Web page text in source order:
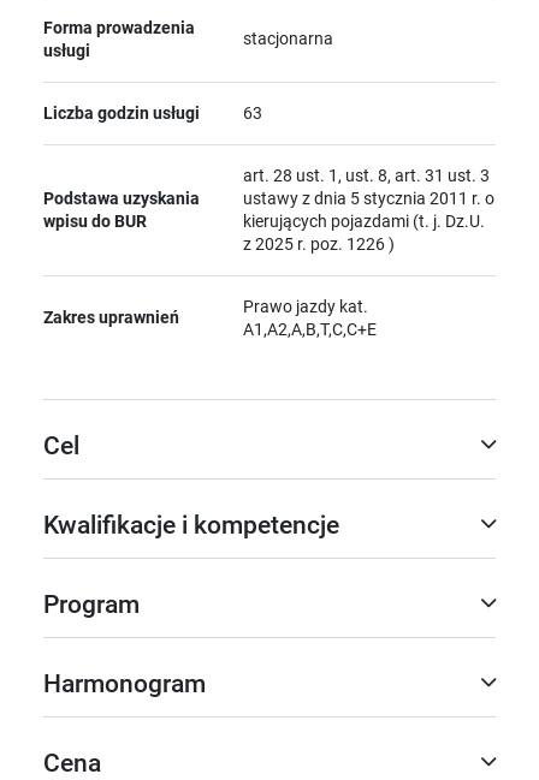
Forma prowadzenia
usługi
stacjonarna
Liczba godzin usługi 63
Podstawa uzyskania
wpisu do BUR
art. 28 ust. 1, ust. 8, art. 31 ust. 3
ustawy z dnia 5 stycznia 2011 r. o
kierujących pojazdami (t. j. Dz.U.
z 2025 r. poz. 1226 )
Zakres uprawnień
Prawo jazdy kat.
A1,A2,A,B,T,C,C+E
Cel
Kwalifikacje i kompetencje
Program
Harmonogram
Cena